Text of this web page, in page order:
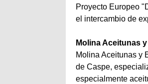
Proyecto Europeo
el intercambio de
Molina Aceitunas
Molina Aceitunas y
de Caspe,
especialmente